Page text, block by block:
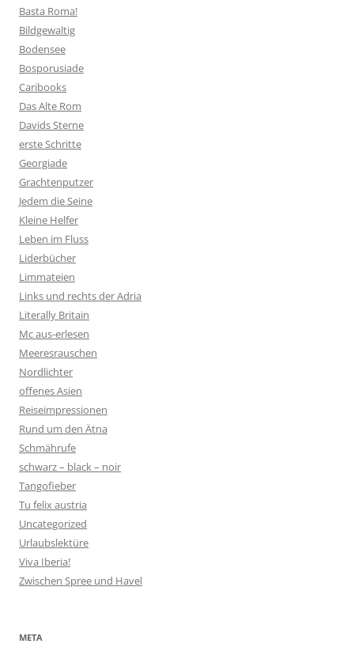
Basta Roma!
Bildgewaltig
Bodensee
Bosporusiade
Caribooks
Das Alte Rom
Davids Sterne
erste Schritte
Georgiade
Grachtenputzer
Jedem die Seine
Kleine Helfer
Leben im Fluss
Liderbücher
Limmateien
Links und rechts der Adria
Literally Britain
Mc aus-erlesen
Meeresrauschen
Nordlichter
offenes Asien
Reiseimpressionen
Rund um den Ätna
Schmährufe
schwarz – black – noir
Tangofieber
Tu felix austria
Uncategorized
Urlaubslektüre
Viva Iberia!
Zwischen Spree und Havel
META